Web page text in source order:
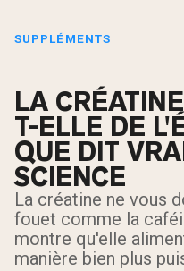
SUPPLÉMENTS
LA
T-ELLE DE
QUE DIT
SCIENCE
La créatine ne vous
fouet comme la
montre qu'elle
manière bien plus